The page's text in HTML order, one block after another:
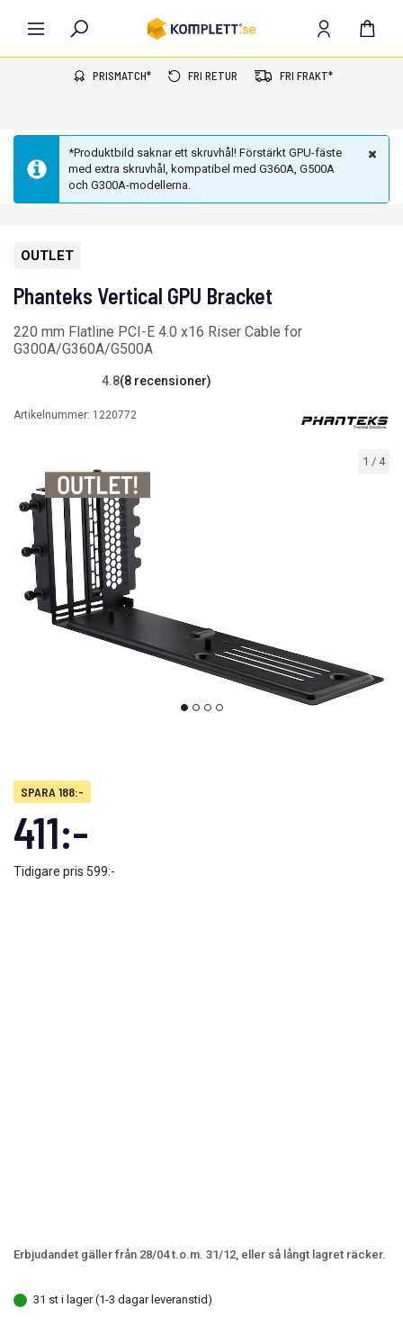
PRISMATCH* FRI RETUR FRI FRAKT*
*Produktbild saknar ett skruvhål! Förstärkt GPU-fäste
med extra skruvhål, kompatibel med G360A, G500A
och G300A-modellerna.
1 / 4
OUTLET
Phanteks Vertical GPU Bracket
220 mm Flatline PCI-E 4.0 x16 Riser Cable for
G300A/G360A/G500A
4.8(8 recensioner)
Artikelnummer: 1220772
SPARA 188:-
411:-
Tidigare pris 599:-
Erbjudandet gäller från 28/04 t.o.m. 31/12, eller så långt lagret räcker.
31 st i lager (1-3 dagar leveranstid)